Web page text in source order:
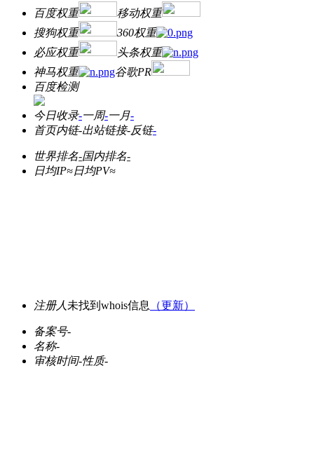
百度权重
移动权重
搜狗权重
360权重
必应权重
头条权重
神马权重
谷歌PR
百度检测
今日收录-一周-一月-
首页内链-出站链接-反链-
世界排名-国内排名-
日均IP≈日均PV≈
注册人 未找到whois信息 （更新）
备案号-
名称-
审核时间-性质-